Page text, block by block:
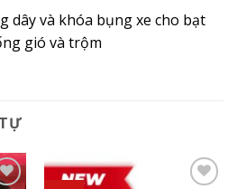
dây và khóa bụng xe cho bạt
gió và trộm